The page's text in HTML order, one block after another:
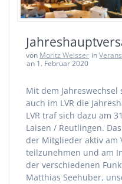
von Moritz Weisser in
an 1. Februar 2020
Mit dem
auch im LVR die
LVR traf sich dazu am
Laisen / Reutlingen.
der Mitglieder aktiv am
teilzunehmen und am
der verschiedenen
Matthias Seehuber,